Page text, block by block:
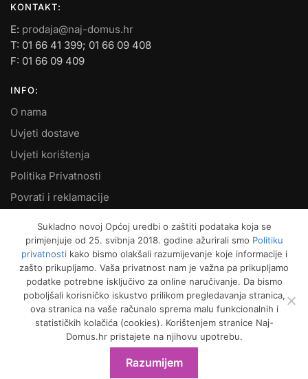
KONTAKT:
E: prodaja@naj-domus.hr
T: 01 66 41 399; 01 66 09 408
F: 01 66 09 409
INFO:
O nama
Uvjeti dostave
Uvjeti korištenja
Politika Privatnosti
Povrati i reklamacije
MOJ RAČUN:
Moje narudžbe
Kako naručiti
Način plaćanja
Garancija kvalitete
Sukladno novoj Općoj uredbi o zaštiti podataka koja se
primjenjuje od 25. svibnja 2018. godine ažurirali smo Politiku
privatnostikako bismo olakšali razumijevanje koje informacije i
zašto prikupljamo. Vaša privatnost nam je važna pa prikupljamo
podatke potrebne isključivo za online naručivanje. Da bismo
poboljšali korisničko iskustvo prilikom pregledavanja stranica,
ova stranica na vaše računalo sprema malu funkcionalnih i
statističkih kolačića (cookies). Korištenjem stranice Naj-
Domus.hr pristajete na njihovu upotrebu.
Razumijem